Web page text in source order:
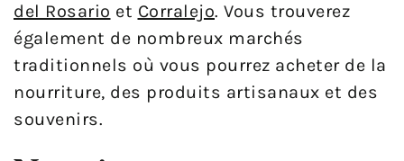
del Rosario et Corralejo. Vous trouverez
également de nombreux marchés
traditionnels où vous pourrez acheter de la
nourriture, des produits artisanaux et des
souvenirs.